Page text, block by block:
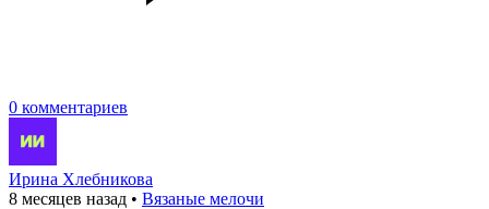
0 комментариев
Ирина Хлебникова
8 месяцев назад • Вязаные мелочи